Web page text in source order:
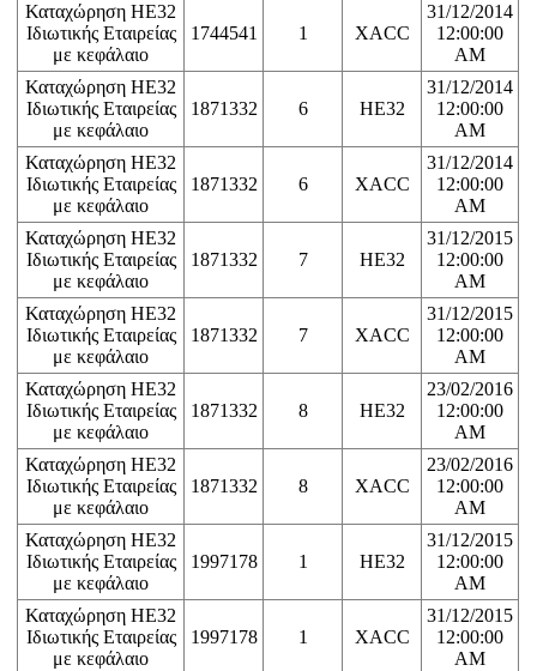
Καταχώρηση ΗΕ32
Ιδιωτικής Εταιρείας
με κεφάλαιο
1744541 1 XACC
31/12/2014
12:00:00
AM
Καταχώρηση ΗΕ32
Ιδιωτικής Εταιρείας
με κεφάλαιο
1871332 6 HE32
31/12/2014
12:00:00
AM
Καταχώρηση ΗΕ32
Ιδιωτικής Εταιρείας
με κεφάλαιο
1871332 6 XACC
31/12/2014
12:00:00
AM
Καταχώρηση ΗΕ32
Ιδιωτικής Εταιρείας
με κεφάλαιο
1871332 7 HE32
31/12/2015
12:00:00
AM
Καταχώρηση ΗΕ32
Ιδιωτικής Εταιρείας
με κεφάλαιο
1871332 7 XACC
31/12/2015
12:00:00
AM
Καταχώρηση ΗΕ32
Ιδιωτικής Εταιρείας
με κεφάλαιο
1871332 8 HE32
23/02/2016
12:00:00
AM
Καταχώρηση ΗΕ32
Ιδιωτικής Εταιρείας
με κεφάλαιο
1871332 8 XACC
23/02/2016
12:00:00
AM
Καταχώρηση ΗΕ32
Ιδιωτικής Εταιρείας
με κεφάλαιο
1997178 1 HE32
31/12/2015
12:00:00
AM
Καταχώρηση ΗΕ32
Ιδιωτικής Εταιρείας
με κεφάλαιο
1997178 1 XACC
31/12/2015
12:00:00
AM